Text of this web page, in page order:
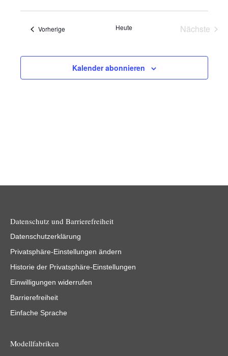
und
VorherigeVeranstaltungen Heute
Nächste
Kalender abonnieren
Datenschutz und Barrierefreiheit
Datenschutzerklärung
Privatsphäre-Einstellungen ändern
Historie der Privatsphäre-Einstellungen
Einwilligungen widerrufen
Barrierefreiheit
Einfache Sprache
Modellfabriken